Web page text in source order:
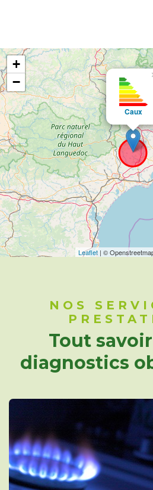
Caux
+
−
Leaflet | ©
NOS
Tout
diagnostics